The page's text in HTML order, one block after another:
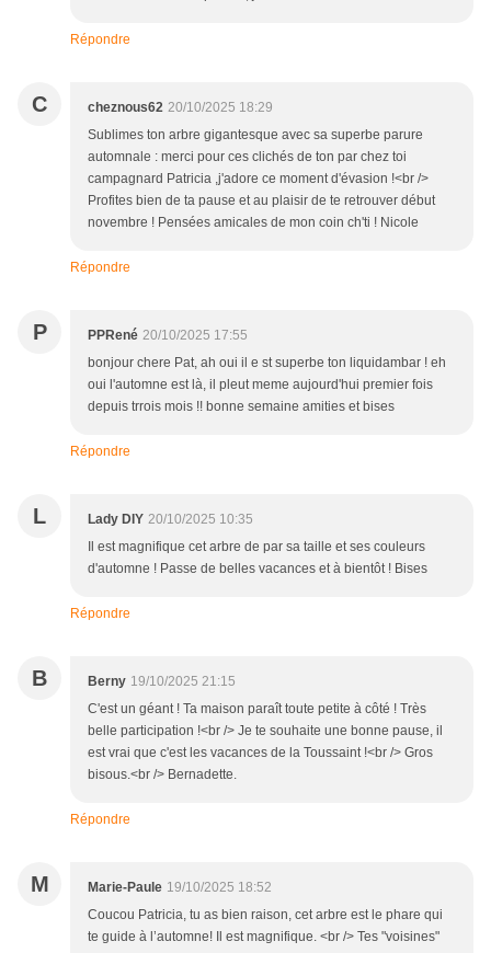
Répondre
C cheznous62 20/10/2025 18:29
Sublimes ton arbre gigantesque avec sa superbe parure
automnale : merci pour ces clichés de ton par chez toi
campagnard Patricia ,j'adore ce moment d'évasion !<br />
Profites bien de ta pause et au plaisir de te retrouver début
novembre ! Pensées amicales de mon coin ch'ti ! Nicole
Répondre
P PPRené 20/10/2025 17:55
bonjour chere Pat, ah oui il e st superbe ton liquidambar ! eh
oui l'automne est là, il pleut meme aujourd'hui premier fois
depuis trrois mois !! bonne semaine amities et bises
Répondre
L Lady DIY 20/10/2025 10:35
Il est magnifique cet arbre de par sa taille et ses couleurs
d'automne ! Passe de belles vacances et à bientôt ! Bises
Répondre
B Berny 19/10/2025 21:15
C'est un géant ! Ta maison paraît toute petite à côté ! Très
belle participation !<br /> Je te souhaite une bonne pause, il
est vrai que c'est les vacances de la Toussaint !<br /> Gros
bisous.<br /> Bernadette.
Répondre
M Marie-Paule 19/10/2025 18:52
Coucou Patricia, tu as bien raison, cet arbre est le phare qui
te guide à l’automne! Il est magnifique. <br /> Tes "voisines"